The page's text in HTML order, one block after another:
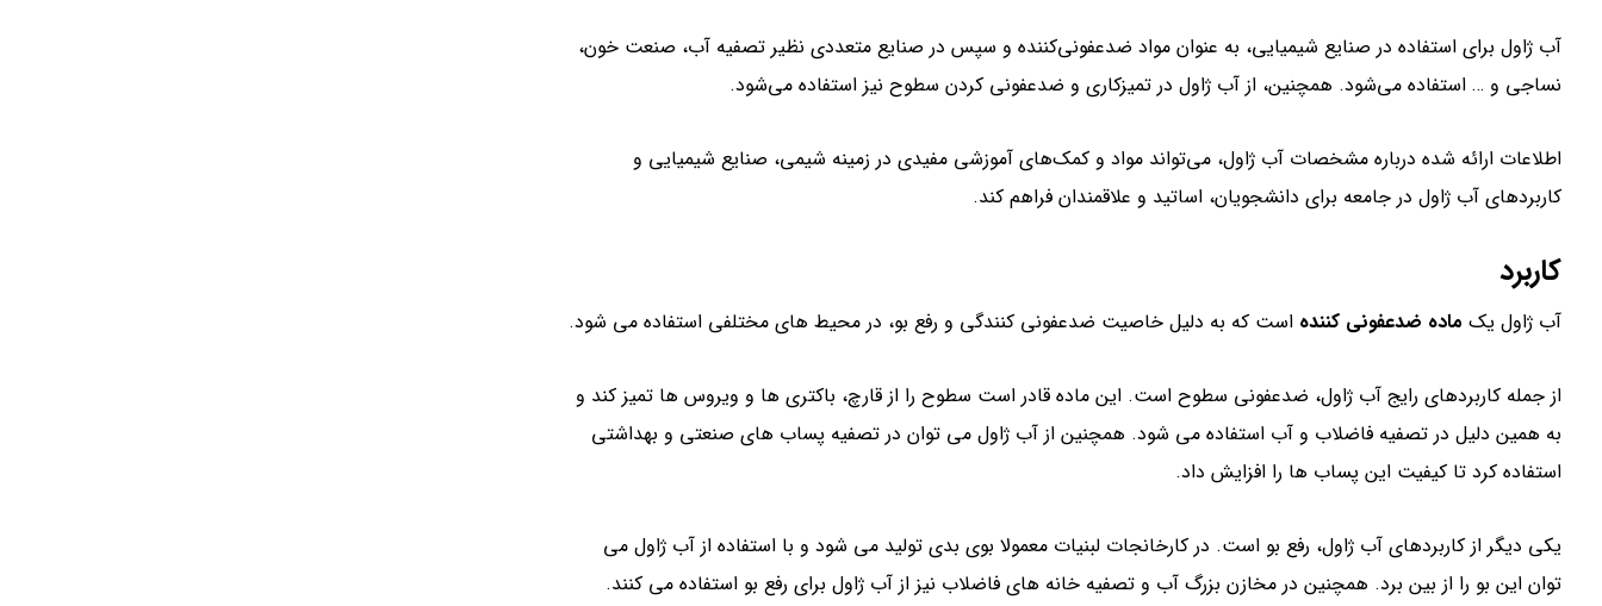
آب ژاول برای استفاده در صنایع شیمیایی، به عنوان مواد ضدعفونی‌کننده و سپس در صنایع متعددی نظیر تصفیه آب، صنعت خون،
نساجی و … استفاده می‌شود. همچنین، از آب ژاول در تمیزکاری و ضدعفونی کردن سطوح نیز استفاده می‌شود.
اطلاعات ارائه شده درباره مشخصات آب ژاول، می‌تواند مواد و کمک‌های آموزشی مفیدی در زمینه شیمی، صنایع شیمیایی و
کاربردهای آب ژاول در جامعه برای دانشجویان، اساتید و علاقمندان فراهم کند.
کاربرد
آب ژاول یک ماده ضدعفونی کننده است که به دلیل خاصیت ضدعفونی کنندگی و رفع بو، در محیط های مختلفی استفاده می شود.
از جمله کاربردهای رایج آب ژاول، ضدعفونی سطوح است. این ماده قادر است سطوح را از قارچ، باکتری ها و ویروس ها تمیز کند و
به همین دلیل در تصفیه فاضلاب و آب استفاده می شود. همچنین از آب ژاول می توان در تصفیه پساب های صنعتی و بهداشتی
استفاده کرد تا کیفیت این پساب ها را افزایش داد.
یکی دیگر از کاربردهای آب ژاول، رفع بو است. در کارخانجات لبنیات معمولا بوی بدی تولید می شود و با استفاده از آب ژاول می
توان این بو را از بین برد. همچنین در مخازن بزرگ آب و تصفیه خانه های فاضلاب نیز از آب ژاول برای رفع بو استفاده می کنند.